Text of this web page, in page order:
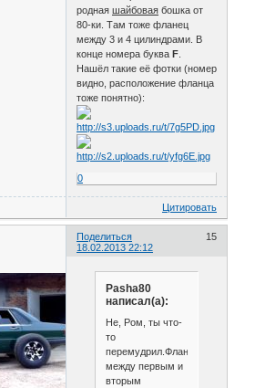
роднаяшайбовая бошка от
80-ки. Там тоже фланец
между 3 и 4 цилиндрами. В
конце номера букваF
Нашёл такие её фотки (номер
видно, расположение фланца
тоже понятно):
0
Цитировать
Поделиться
15
18.02.2013 22:12
Pasha80
написал(а):
Не, Ром, ты что-
то
перемудрил.Фланец
между первым и
вторым